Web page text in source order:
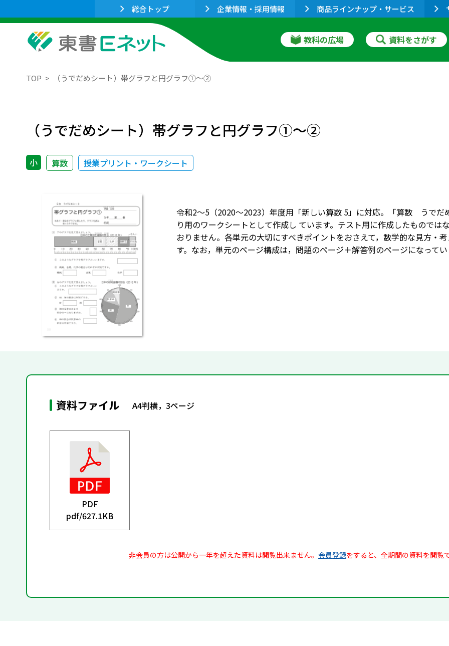
総合トップ 企業情報・採用情報 商品ラインナップ・サービス
教科の広場 資料をさがす
TOP （うでだめシート）帯グラフと円グラフ①～②
（うでだめシート）帯グラフと円グラフ①～②
小 算数 授業プリント・ワークシート
令和2～5（2020～2023）年度用「新しい算数 5」に対応。「算数 うで
り用のワークシートとして作成し ています。テスト用に作成したもので
おりません。各単元の大切にすべきポイントをおさえて，数学的な見方・
す。なお，単元のページ構成は，問題のページ＋解答例のページになってい
資料ファイル A4判横，3ページ
PDF
pdf/627.1KB
非会員の方は公開から一年を超えた資料は閲覧出来ません。 会員登録をすると、全期間の資料を閲覧